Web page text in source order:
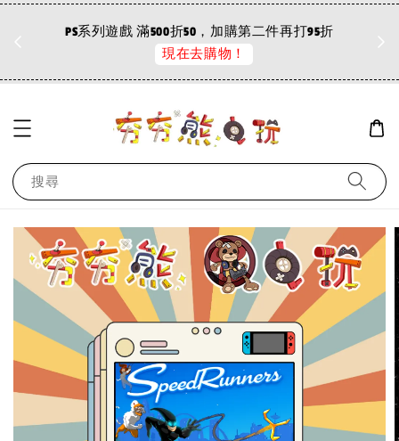
PS系列遊戲 滿500折50，加購第二件再打95折
現在去購物！
搜尋